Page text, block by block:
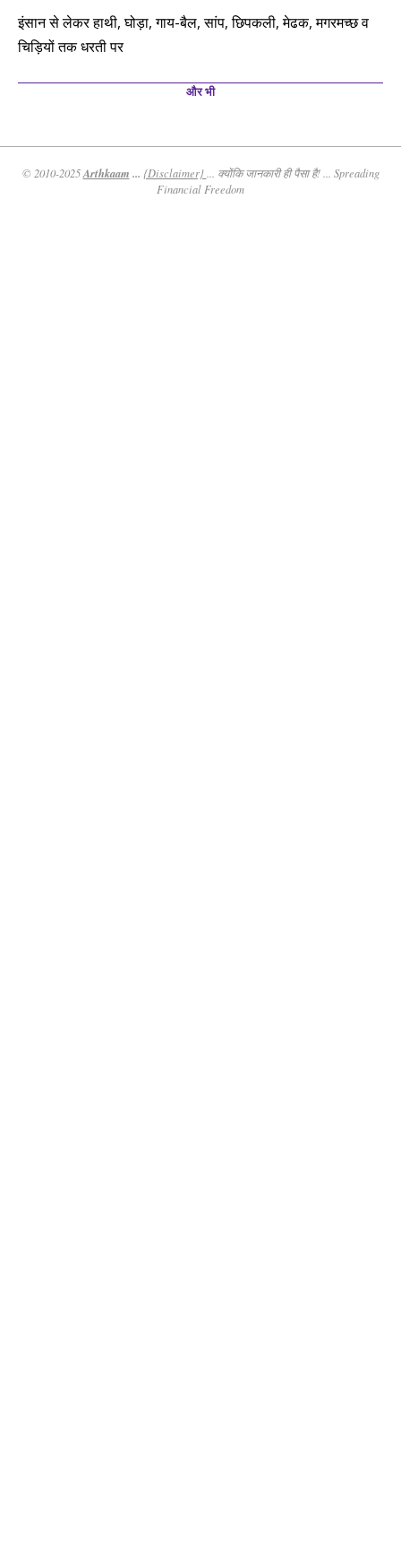
इंसान से लेकर हाथी, घोड़ा, गाय-बैल, सांप, छिपकली, मेढक, मगरमच्छ व
चिड़ियों तक धरती पर
और भी
© 2010-2025Arthkaam ... {Disclaimer}
... क्योंकि जानकारी ही पैसा है! ... Spreading
Financial Freedom